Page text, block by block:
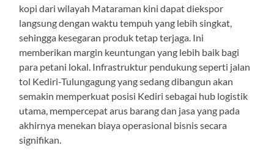
kopi dari wilayah Mataraman kini dapat diekspor
langsung dengan waktu tempuh yang lebih singkat,
sehingga kesegaran produk tetap terjaga. Ini
memberikan margin keuntungan yang lebih baik bagi
para petani lokal. Infrastruktur pendukung seperti jalan
tol Kediri-Tulungagung yang sedang dibangun akan
semakin memperkuat posisi Kediri sebagai hub logistik
utama, mempercepat arus barang dan jasa yang pada
akhirnya menekan biaya operasional bisnis secara
signifikan.